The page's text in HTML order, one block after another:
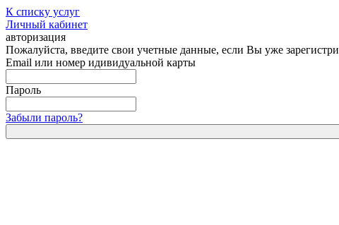
К списку услуг
Личный кабинет
авторизация
Пожалуйста, введите свои учетные данные, если Вы уже
Email или номер идивидуальной карты
Пароль
Забыли пароль?